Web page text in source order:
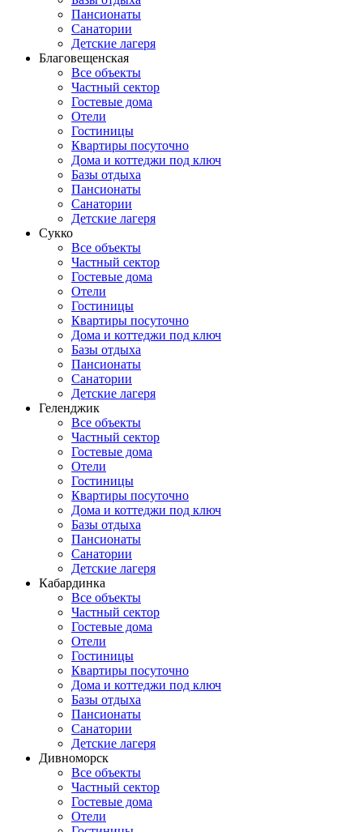
Пансионаты
Санатории
Детские лагеря
Благовещенская
Все объекты
Частный сектор
Гостевые дома
Отели
Гостиницы
Квартиры посуточно
Дома и коттеджи под ключ
Базы отдыха
Пансионаты
Санатории
Детские лагеря
Сукко
Все объекты
Частный сектор
Гостевые дома
Отели
Гостиницы
Квартиры посуточно
Дома и коттеджи под ключ
Базы отдыха
Пансионаты
Санатории
Детские лагеря
Геленджик
Все объекты
Частный сектор
Гостевые дома
Отели
Гостиницы
Квартиры посуточно
Дома и коттеджи под ключ
Базы отдыха
Пансионаты
Санатории
Детские лагеря
Кабардинка
Все объекты
Частный сектор
Гостевые дома
Отели
Гостиницы
Квартиры посуточно
Дома и коттеджи под ключ
Базы отдыха
Пансионаты
Санатории
Детские лагеря
Дивноморск
Все объекты
Частный сектор
Гостевые дома
Отели